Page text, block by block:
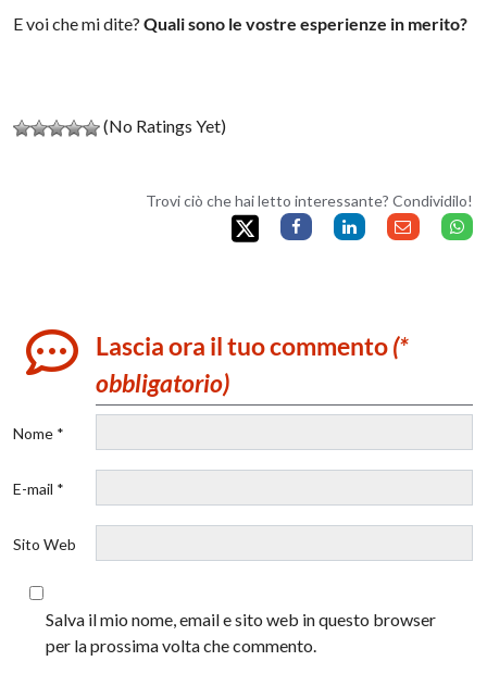
E voi che mi dite?Quali sono le vostre esperienze in merito?
(No Ratings Yet)
Trovi ciò che hai letto interessante? Condividilo!
Lascia ora il tuo commento(*
obbligatorio)
Nome *
E-mail *
Sito Web
Salva il mio nome, email e sito web in questo browser
per la prossima volta che commento.